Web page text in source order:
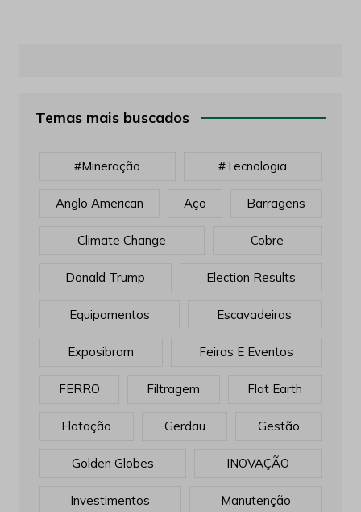
Temas mais buscados
#mineração #tecnologia
Anglo American Aço Barragens
Climate Change Cobre
Donald Trump Election Results
Equipamentos Escavadeiras
Exposibram Feiras E Eventos
FERRO Filtragem Flat Earth
Flotação Gerdau Gestão
Golden Globes INOVAÇÃO
Investimentos Manutenção